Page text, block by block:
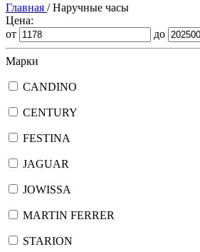
Главная /Наручные часы
Цена:
от
до
Марки
CANDINO
CENTURY
FESTINA
JAGUAR
JOWISSA
MARTIN FERRER
STARION